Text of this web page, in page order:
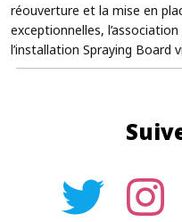
réouverture et la mise en
exceptionnelles,
l’installation Spraying Board